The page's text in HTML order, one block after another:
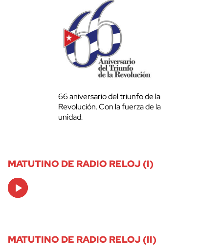
66 aniversario del triunfo de la
Revolución. Con la fuerza de la
unidad.
MATUTINO DE RADIO RELOJ (I)
Audio
Player
MATUTINO DE RADIO RELOJ (II)